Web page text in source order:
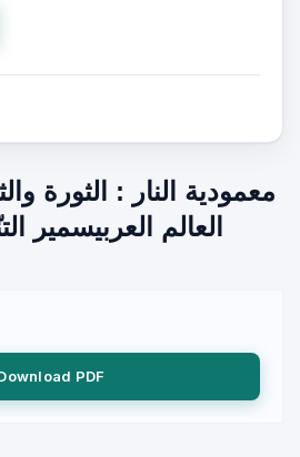
معمودية النار : الثورة
العالم العربيسمير
PDF